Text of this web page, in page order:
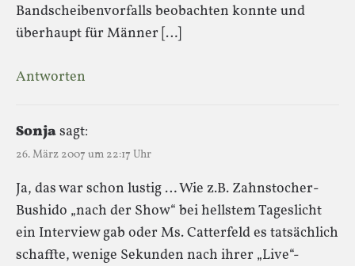
Bandscheibenvorfalls beobachten konnte und
überhaupt für Männer […]
Antworten
Sonjasagt:
26. März 2007 um 22:17 Uhr
Ja, das war schon lustig … Wie z.B. Zahnstocher-
Bushido „nach der Show“ bei hellstem Tageslicht
ein Interview gab oder Ms. Catterfeld es tatsächlich
schaffte, wenige Sekunden nach ihrer „Live“-